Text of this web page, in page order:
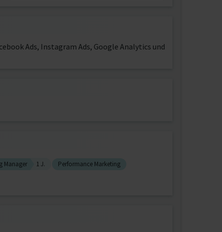
Ads, Instagram Ads, Google Analytics und
Manager 1 J. Performance Marketing